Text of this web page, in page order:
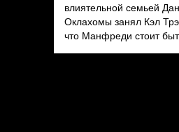
влиятельной семьей
Оклахомы занял Кэл
что Манфреди стоит